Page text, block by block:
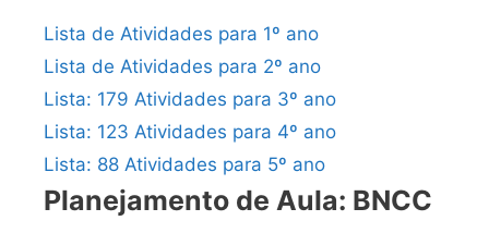
Lista de Atividades para 1º ano
Lista de Atividades para 2º ano
Lista: 179 Atividades para 3º ano
Lista: 123 Atividades para 4º ano
Lista: 88 Atividades para 5º ano
Planejamento de Aula: BNCC